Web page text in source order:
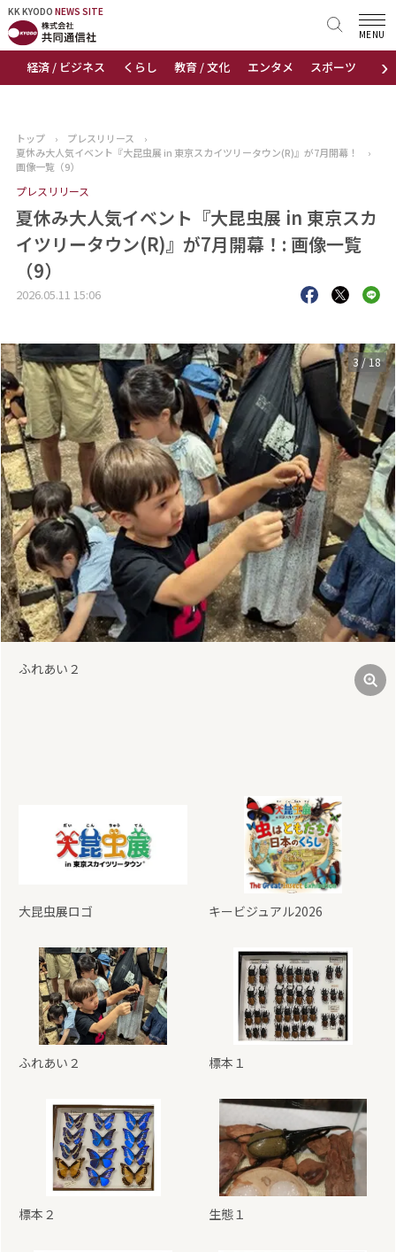
KK KYODO NEWS SITE
›
経済 / ビジネス くらし 教育 / 文化 エンタメ スポーツ 地域
MENU
KK KYODONEWS SITE
トップページ
ニュース
おすすめコンテンツ
出版物
会社概要
トップ › プレスリリース
›
夏休み大人気イベント『大昆虫展 in 東京スカイツリータウン(R)』が7月開幕！
›
画像一覧（9）
プレスリリース
夏休み大人気イベント『大昆虫展 in 東京スカ
イツリータウン(R)』が7月開幕！: 画像一覧
（9）
2026.05.11 15:06
前
ふれあい２
次
3/18
大昆虫展ロゴ キービジュアル2026
ふれあい２ 標本１
標本２ 生態１